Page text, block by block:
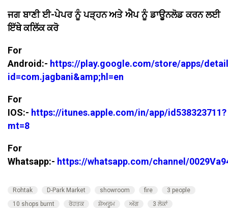
ਜਗ ਬਾਣੀ ਈ-ਪੇਪਰ ਨੂੰ ਪੜ੍ਹਨ ਅਤੇ ਐਪ ਨੂੰ ਡਾਊਨਲੋਡ ਕਰਨ ਲਈ
ਇੱਥੇ ਕਲਿੱਕ ਕਰੋ
For
Android:- https://play.google.com/store/apps/
id=com.jagbani&amp;hl=en
For
IOS:- https://itunes.apple.com/in/app/id538323711?
mt=8
For
Whatsapp:- https://whatsapp.com/channel/
Rohtak D-Park Market showroom fire
3 people
10 shops burnt
ਰੋਹਤਕ ਸ਼ੋਅਰੂਮ ਅੱਗ 3 ਲੋਕਾਂ